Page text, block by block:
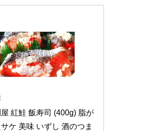
紅鮭 飯寿司 (400g) 脂が
ケ 美味 いずし 酒のつま